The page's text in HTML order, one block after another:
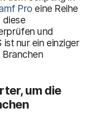
Pro eine Reihe
diese
und
ist nur ein einziger
um die